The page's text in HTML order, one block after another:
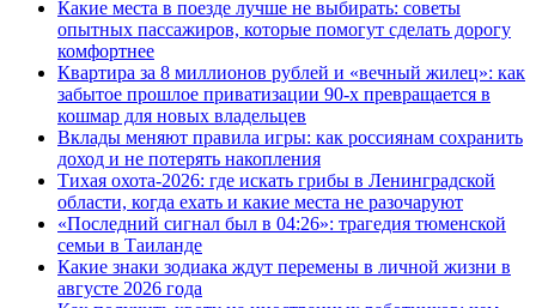
Какие места в поезде лучше не выбирать: советы
опытных пассажиров, которые помогут сделать дорогу
комфортнее
Квартира за 8 миллионов рублей и «вечный жилец»: как
забытое прошлое приватизации 90-х превращается в
кошмар для новых владельцев
Вклады меняют правила игры: как россиянам сохранить
доход и не потерять накопления
Тихая охота-2026: где искать грибы в Ленинградской
области, когда ехать и какие места не разочаруют
«Последний сигнал был в 04:26»: трагедия тюменской
семьи в Таиланде
Какие знаки зодиака ждут перемены в личной жизни в
августе 2026 года